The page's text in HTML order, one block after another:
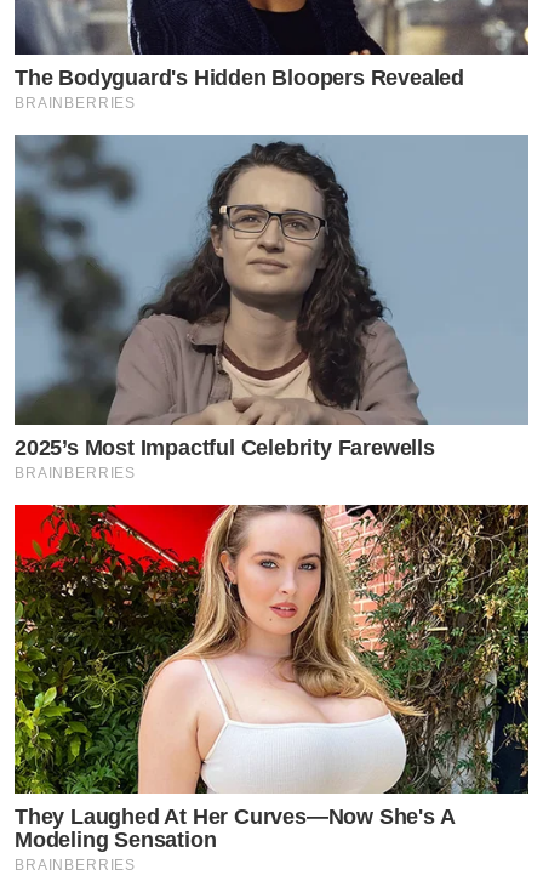
The Bodyguard's Hidden Bloopers Revealed
BRAINBERRIES
2025’s Most Impactful Celebrity Farewells
BRAINBERRIES
They Laughed At Her Curves—Now She's A
Modeling Sensation
BRAINBERRIES